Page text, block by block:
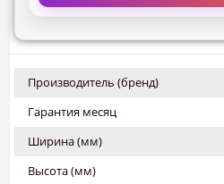
Производитель (бренд)
Гарантия месяц
Ширина (мм)
Высота (мм)